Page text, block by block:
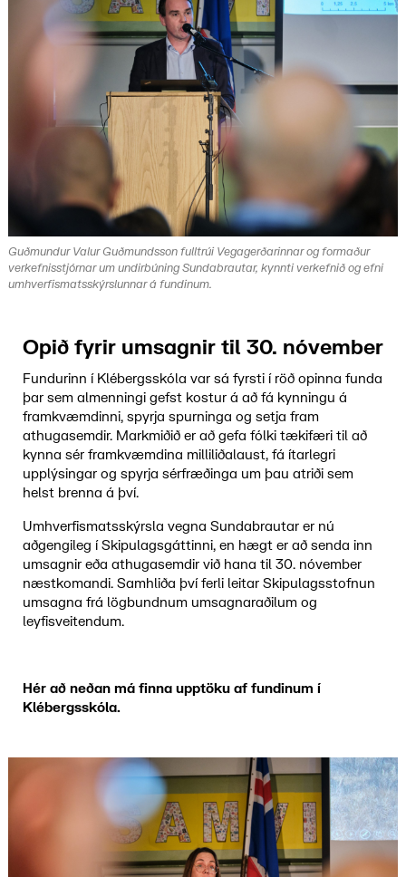
Guðmundur Valur Guðmundsson fulltrúi Vegagerðarinnar og formaður
verkefnisstjórnar um undirbúning Sundabrautar, kynnti verkefnið og efni
umhverfismatsskýrslunnar á fundinum.
Opið fyrir umsagnir til 30. nóvember
Fundurinn í Klébergsskóla var sá fyrsti í röð opinna funda
þar sem almenningi gefst kostur á að fá kynningu á
framkvæmdinni, spyrja spurninga og setja fram
athugasemdir. Markmiðið er að gefa fólki tækifæri til að
kynna sér framkvæmdina milliliðalaust, fá ítarlegri
upplýsingar og spyrja sérfræðinga um þau atriði sem
helst brenna á því.
Umhverfismatsskýrsla vegna Sundabrautar er nú
aðgengileg í Skipulagsgáttinni, en hægt er að senda inn
umsagnir eða athugasemdir við hana til 30. nóvember
næstkomandi. Samhliða því ferli leitar Skipulagsstofnun
umsagna frá lögbundnum umsagnaraðilum og
leyfisveitendum.
Hér að neðan má finna upptöku af fundinum í
Klébergsskóla.